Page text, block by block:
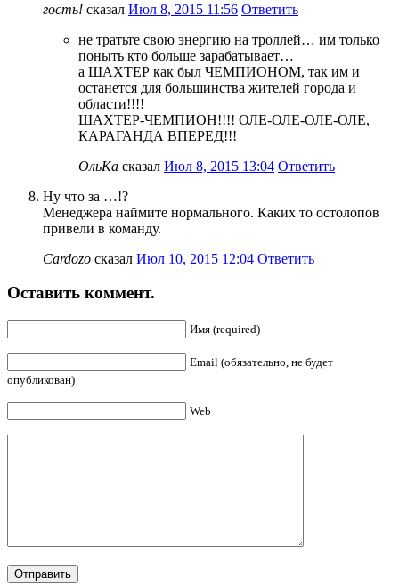
гость! сказал Июл 8, 2015 11:56 Ответить
не тратьте свою энергию на троллей… им только
поныть кто больше зарабатывает…
а ШАХТЕР как был ЧЕМПИОНОМ, так им и
останется для большинства жителей города и
области!!!!
ШАХТЕР-ЧЕМПИОН!!!! ОЛЕ-ОЛЕ-ОЛЕ-ОЛЕ,
КАРАГАНДА ВПЕРЕД!!!
ОльКа сказал Июл 8, 2015 13:04 Ответить
Ну что за …!?
Менеджера наймите нормального. Каких то остолопов
привели в команду.
Cardozo сказал Июл 10, 2015 12:04 Ответить
Оставить коммент.
Имя (required)
Email (обязательно, не будет
опубликован)
Web